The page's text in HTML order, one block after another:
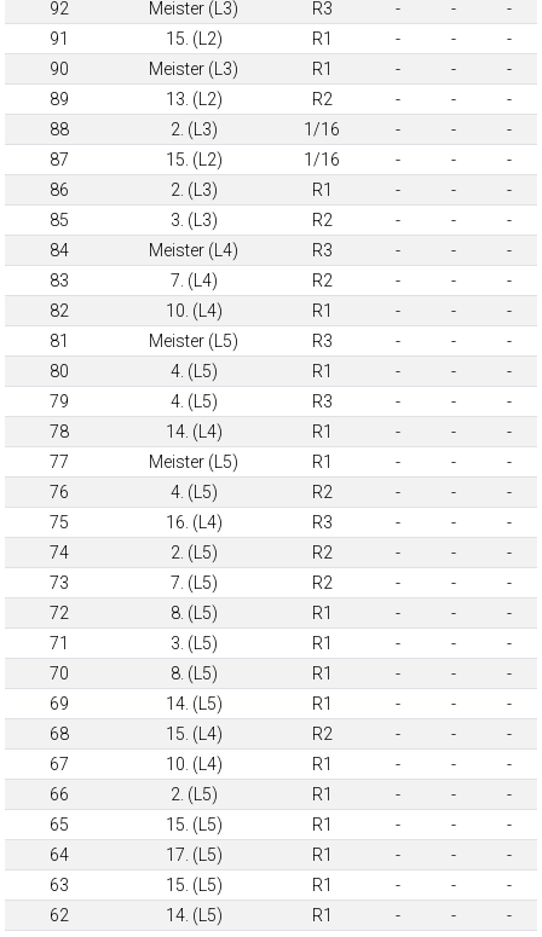
92 Meister (L3) R3 - -
-
91
15. (L2) R1 - -
-
90
Meister (L3) R1 - -
-
89
13. (L2) R2 - -
-
88
2. (L3) 1/16 - -
-
87
15. (L2) 1/16 - -
-
86
2. (L3) R1 - -
-
85
3. (L3) R2 - -
-
84
Meister (L4) R3 - -
-
83
7. (L4) R2 - -
-
82
10. (L4) R1 - -
-
81
Meister (L5) R3 - -
-
80
4. (L5) R1 - -
-
79
4. (L5) R3 - -
-
78
14. (L4) R1 - -
-
77
Meister (L5) R1 - -
-
76
4. (L5) R2 - -
-
75
16. (L4) R3 - -
-
74
2. (L5) R2 - -
-
73
7. (L5) R2 - -
-
72
8. (L5) R1 - -
-
71
3. (L5) R1 - -
-
70
8. (L5) R1 - -
-
69
14. (L5) R1 - -
-
68
15. (L4) R2 - -
-
67
10. (L4) R1 - -
-
66
2. (L5) R1 - -
-
65
15. (L5) R1 - -
-
64
17. (L5) R1 - -
-
63
15. (L5) R1 - -
-
62
14. (L5) R1 - -
-